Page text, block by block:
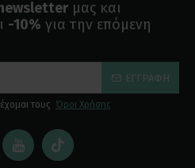
μας και
-10% για την επόμενη
ΕΓΓΡΑΦΉ
τους Όροι Χρήσης